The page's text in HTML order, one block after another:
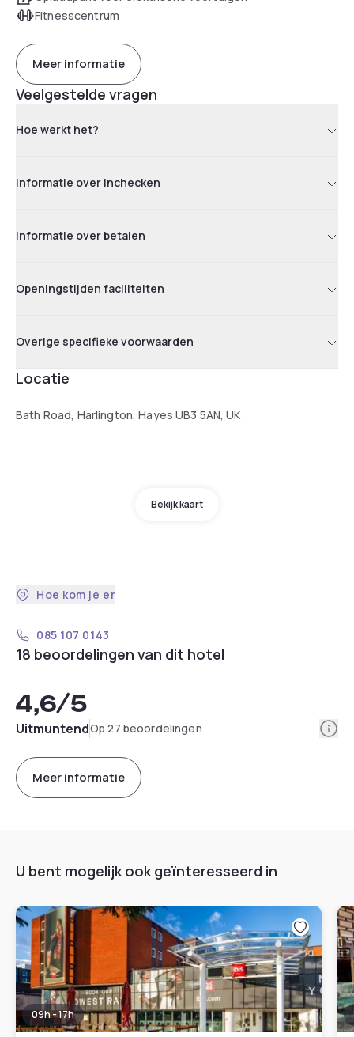
Fitnesscentrum
Meer informatie
Veelgestelde vragen
Hoe werkt het?
Informatie over inchecken
Informatie over betalen
Openingstijden faciliteiten
Overige specifieke voorwaarden
Locatie
Bath Road, Harlington, Hayes UB3 5AN, UK
Bekijk kaart
Hoe kom je er
085 107 0143
18 beoordelingen van dit hotel
4,6/5
UitmuntendOp 27 beoordelingen
Meer informatie
U bent mogelijk ook geïnteresseerd in
09h - 17h